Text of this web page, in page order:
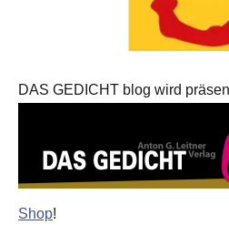
DAS GEDICHT blog wird
Shop!